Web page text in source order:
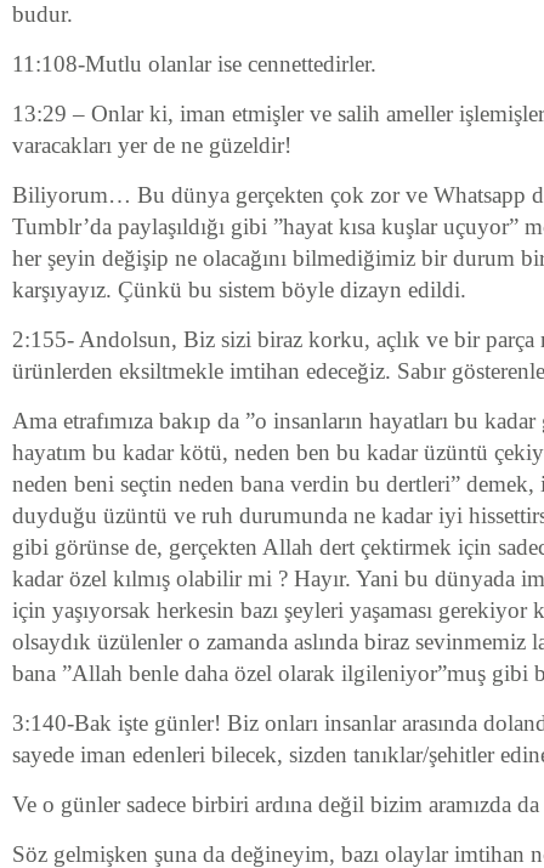
budur.
11:108-Mutlu olanlar ise cennettedirler.
13:29 – Onlar ki, iman etmişler ve salih ameller
varacakları yer de ne güzeldir!
Biliyorum… Bu dünya gerçekten çok zor ve Whatsapp
Tumblr’da paylaşıldığı gibi ”hayat kısa kuşlar uçuyor”
her şeyin değişip ne olacağını bilmediğimiz bir durum bir
karşıyayız. Çünkü bu sistem böyle dizayn edildi.
2:155- Andolsun, Biz sizi biraz korku, açlık ve bir parça
ürünlerden eksiltmekle imtihan edeceğiz. Sabır
Ama etrafımıza bakıp da ”o insanların hayatları bu
hayatım bu kadar kötü, neden ben bu kadar üzüntü
neden beni seçtin neden bana verdin bu dertleri” demek,
duyduğu üzüntü ve ruh durumunda ne kadar iyi
gibi görünse de, gerçekten Allah dert çektirmek için
kadar özel kılmış olabilir mi ? Hayır. Yani bu dünyada
için yaşıyorsak herkesin bazı şeyleri yaşaması gerekiyor
olsaydık üzülenler o zamanda aslında biraz sevinmemiz
bana ”Allah benle daha özel olarak ilgileniyor”muş gibi
3:140-Bak işte günler! Biz onları insanlar arasında
sayede iman edenleri bilecek, sizden tanıklar/şehitler
Ve o günler sadece birbiri ardına değil bizim aramızda
Söz gelmişken şuna da değineyim, bazı olaylar imtihan